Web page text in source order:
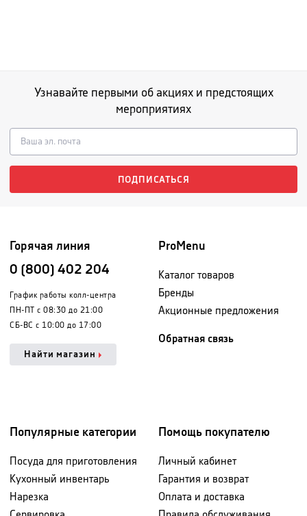
Узнавайте первыми об акциях и предстоящих
мероприятиях
ПОДПИСАТЬСЯ
Горячая линия
0 (800) 402 204
График работы колл-центра
ПН-ПТ с 08:30 до 21:00
СБ-ВС с 10:00 до 17:00
Найти магазин
ProMenu
Каталог товаров
Бренды
Акционные предложения
Обратная связь
Популярные категории
Посуда для приготовления
Кухонный инвентарь
Нарезка
Помощь покупателю
Личный кабинет
Гарантия и возврат
Оплата и доставка